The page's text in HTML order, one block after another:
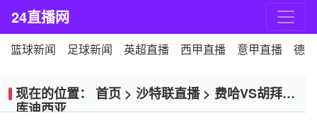
24直播网
篮球新闻 足球新闻 英超直播 西甲直播 意甲直播 德
现在的位置： 首页 > 沙特联直播> 费哈VS胡拜尔
库迪西亚